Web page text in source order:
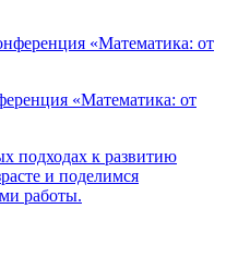
«Математика: от
подходах к развитию
и поделимся
работы.